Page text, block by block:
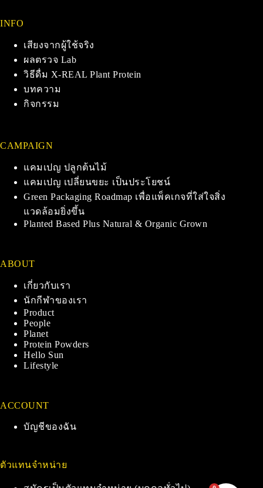
INFO
เสียงจากผู้ใช้จริง
ผลตรวจ Lab
วิธีดื่ม X-REAL Plant Protein
บทความ
กิจกรรม
CAMPAIGN
แคมเปญ ปลูกต้นไม้
แคมเปญ เปลี่ยนขยะ เป็นประโยชน์
Green Packaging Roadmap เพื่อแพ็คเกจที่ใส่ใจสิ่ง
แวดล้อมยิ่งขึ้น
Planted Based Plus Natural & Organic Grown
ABOUT
เกี่ยวกับเรา
นักกีฬาของเรา
Product
People
Planet
Protein Powders
Hello Sun
Lifestyle
ACCOUNT
บัญชีของฉัน
ตัวแทนจำหน่าย